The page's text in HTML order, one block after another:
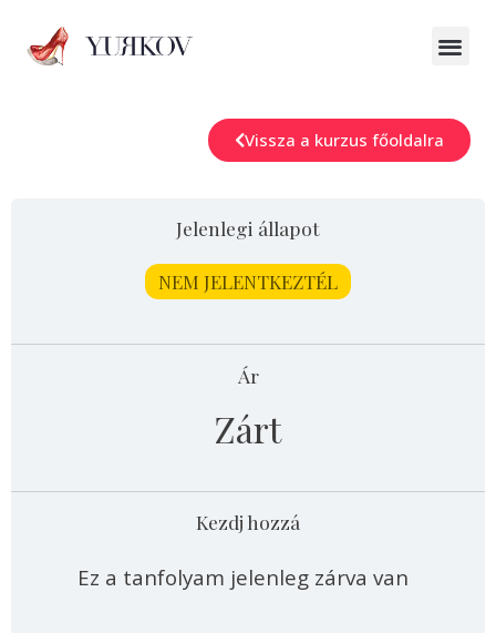
Vissza a kurzus főoldalra
Jelenlegi állapot
NEM JELENTKEZTÉL
Ár
Zárt
Kezdj hozzá
Ez a tanfolyam jelenleg zárva van